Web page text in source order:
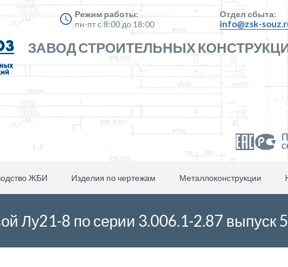
Режим работы:
пн-пт с 8:00 до 18:00
Отдел сбыта:
info@zsk-
ЗАВОД СТРОИТЕЛЬНЫХ
ЖБИ Изделия по чертежам Металлоконструкции
Лу21-8 по серии 3.006.1-2.87 выпуск 5